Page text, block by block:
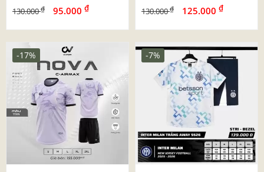
130.000₫ 95.000 ₫ 130.000₫ 125.000 ₫
-17% -7%